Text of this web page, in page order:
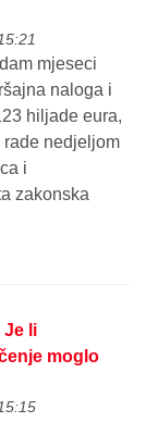
mjeseci
naloga i
hiljade eura,
nedjeljom
i
zakonska
Je li
moglo